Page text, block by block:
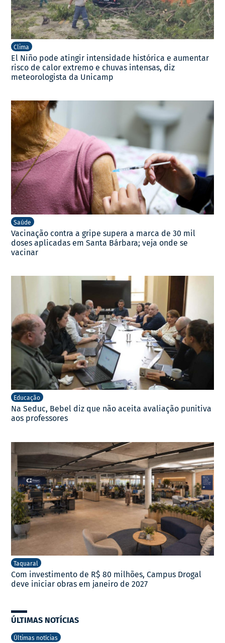
Clima
El Niño pode atingir intensidade histórica e aumentar
risco de calor extremo e chuvas intensas, diz
meteorologista da Unicamp
Saúde
Vacinação contra a gripe supera a marca de 30 mil
doses aplicadas em Santa Bárbara; veja onde se
vacinar
Educação
Na Seduc, Bebel diz que não aceita avaliação punitiva
aos professores
Taquaral
Com investimento de R$ 80 milhões, Campus Drogal
deve iniciar obras em janeiro de 2027
ÚLTIMAS NOTÍCIAS
Últimas notícias